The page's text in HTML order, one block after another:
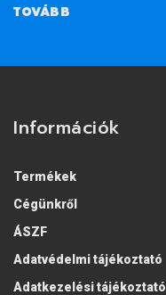
TOVÁBB
Információk
Termékek
Cégünkről
ÁSZF
Adatvédelmi tájékoztató
Adatkezelési tájékoztató